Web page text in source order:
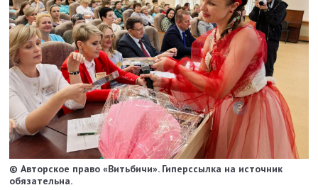
© Авторское право «Витьбичи». Гиперссылка на источник
обязательна.